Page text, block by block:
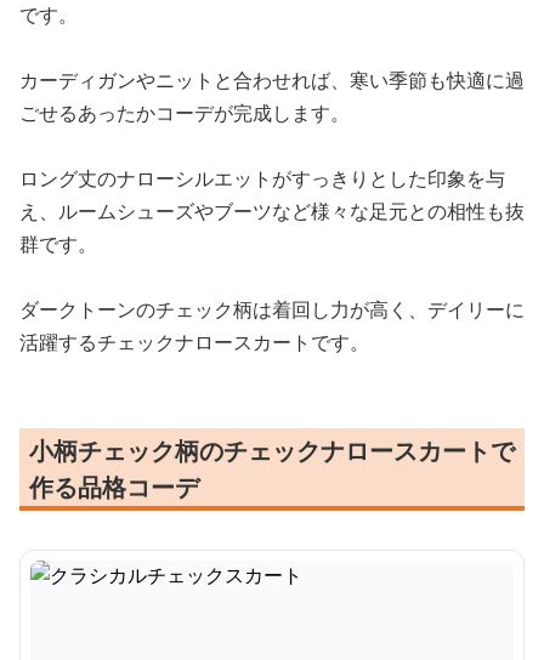
です。
カーディガンやニットと合わせれば、寒い季節も快適に過
ごせるあったかコーデが完成します。
ロング丈のナローシルエットがすっきりとした印象を与
え、ルームシューズやブーツなど様々な足元との相性も抜
群です。
ダークトーンのチェック柄は着回し力が高く、デイリーに
活躍するチェックナロースカートです。
小柄チェック柄のチェックナロースカートで
作る品格コーデ